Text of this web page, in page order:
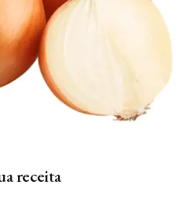
receita